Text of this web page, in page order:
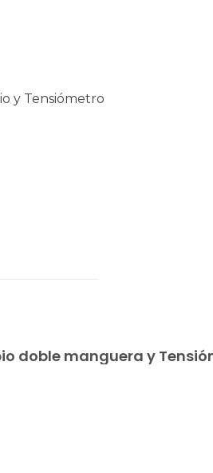
y Tensiómetro